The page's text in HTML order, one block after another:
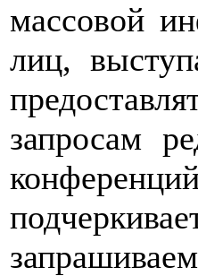
массовой
лиц,
запросам